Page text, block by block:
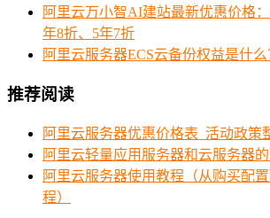
阿里云万小智AI建站最新优惠价格
年8折、5年7折
阿里云服务器ECS云备份权益是什么
推荐阅读
阿里云服务器优惠价格表_活动政策
阿里云轻量应用服务器和云服务器的
阿里云服务器使用教程（从购买配
程）